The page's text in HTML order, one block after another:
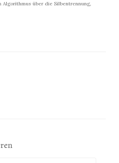
über die Silbentrennung,